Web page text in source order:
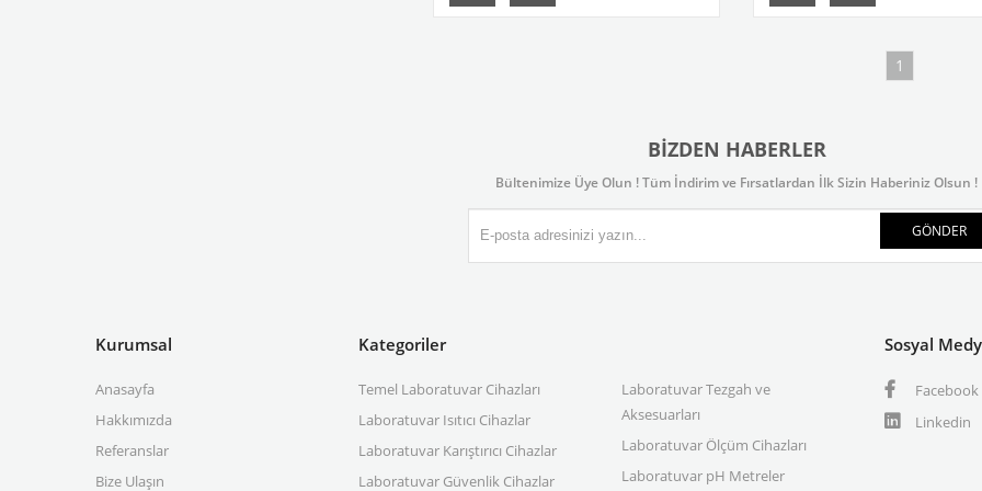
1
BIZDEN HABERLER
Bültenimize Üye Olun ! Tüm İndirim ve Fırsatlardan İlk Sizin Haberiniz Olsun !
GÖNDER
Kurumsal
Anasayfa
Hakkımızda
Referanslar
Bize Ulaşın
Kategoriler
Temel Laboratuvar Cihazları
Laboratuvar Isıtıcı Cihazlar
Laboratuvar Karıştırıcı Cihazlar
Laboratuvar Güvenlik Cihazlar
Laboratuvar Tezgah ve
Aksesuarları
Laboratuvar Ölçüm Cihazları
Laboratuvar pH Metreler
Sosyal
Facebook
Linkedin